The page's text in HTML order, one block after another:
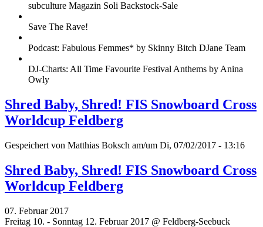
subculture Magazin Soli Backstock-Sale
Save The Rave!
Podcast: Fabulous Femmes* by Skinny Bitch DJane Team
DJ-Charts: All Time Favourite Festival Anthems by Anina
Owly
Shred Baby, Shred! FIS Snowboard Cross
Worldcup Feldberg
Gespeichert von Matthias Boksch am/um Di, 07/02/2017 - 13:16
Shred Baby, Shred! FIS Snowboard Cross
Worldcup Feldberg
07. Februar 2017
Freitag 10. - Sonntag 12. Februar 2017 @ Feldberg-Seebuck